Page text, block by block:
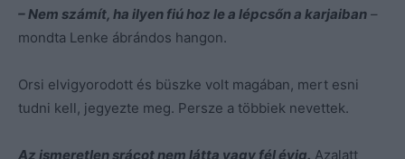
– Nem számít, ha ilyen fiú hoz le a lépcsőn a karjaiban –
mondta Lenke ábrándos hangon.
Orsi elvigyorodott és büszke volt magában, mert esni
tudni kell, jegyezte meg. Persze a többiek nevettek.
Az ismeretlen srácot nem látta vagy fél évig. Azalatt